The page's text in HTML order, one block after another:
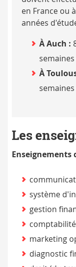
en France ou
années
À Auch :
À
semaines
Les
Enseignements
système
gestion
marketing
diagnostic